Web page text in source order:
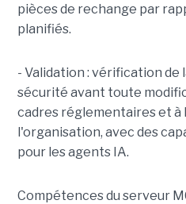
pièces de rechange par
planifiés.
- Validation : vérification de
sécurité avant toute
cadres réglementaires et à
l'organisation, avec des
pour les agents IA.
Compétences du serveur